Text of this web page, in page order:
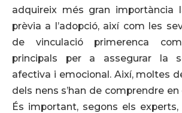
adquireix més gran importància
prèvia a l’adopció, així com les
de vinculació primerenca
principals per a assegurar la
afectiva i emocional. Així, moltes
dels nens s’han de comprendre
És important, segons els